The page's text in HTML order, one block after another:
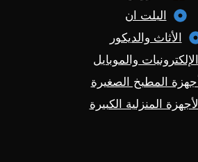
البلت ان
الأثاث والديكور
الإلكترونيات والموبايل
أجهزة المطبخ الصغيرة
الأجهزة المنزلية الكبيرة